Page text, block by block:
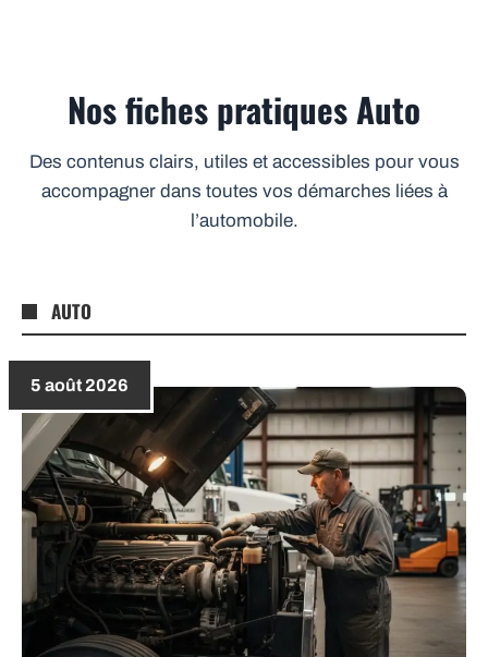
Nos fiches pratiques Auto
Des contenus clairs, utiles et accessibles pour vous
accompagner dans toutes vos démarches liées à
l’automobile.
AUTO
5 août 2026